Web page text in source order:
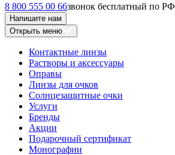
8 800 555 00 66звонок бесплатный по РФ
Напишите нам
Открыть меню
Контактные линзы
Растворы и аксессуары
Оправы
Линзы для очков
Солнцезащитные очки
Услуги
Бренды
Акции
Подарочный сертификат
Монографии